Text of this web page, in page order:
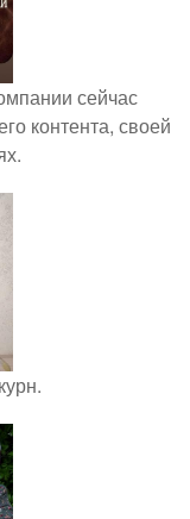
сейчас
контента, своей